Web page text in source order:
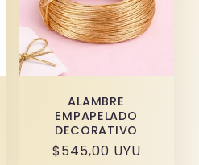
ALAMBRE
EMPAPELADO
DECORATIVO
Precio
$545,00 UYU